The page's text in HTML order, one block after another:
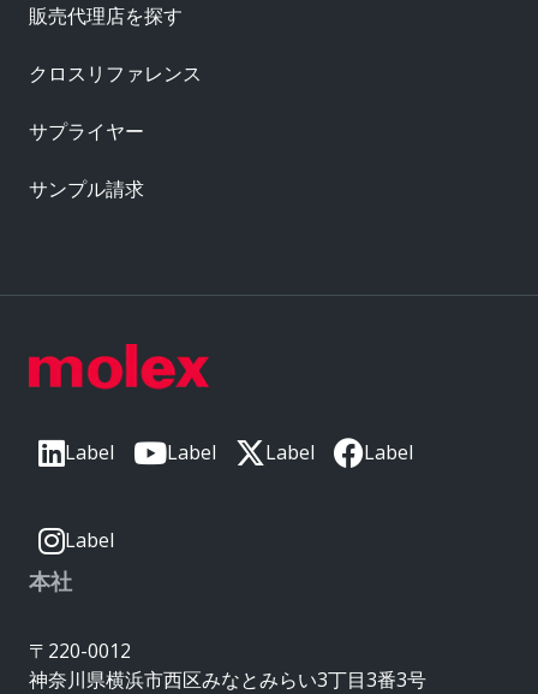
Label Label Label Label
Label
本社
〒220-0012
神奈川県横浜市西区みなとみらい3丁目3番3号
販売代理店を探す
クロスリファレンス
サプライヤー
サンプル請求